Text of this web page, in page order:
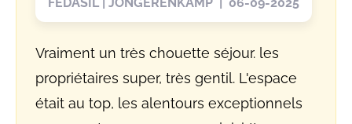
Vraiment un très chouette séjour. les
propriétaires super, très gentil. L'espace
était au top, les alentours exceptionnels